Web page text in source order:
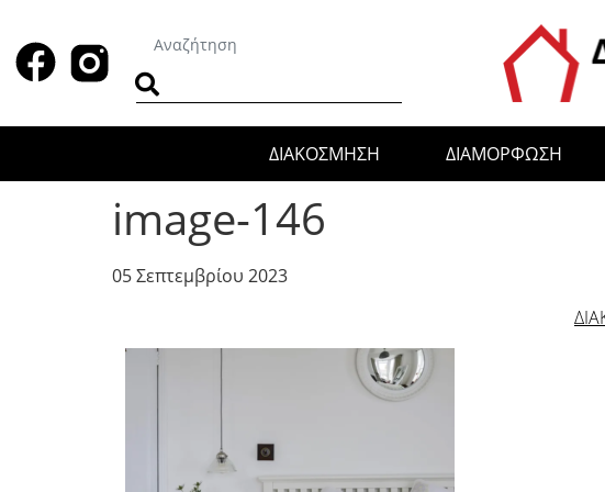
ΔΙΑΚΟΣΜΗΣΗ ΔΙΑΜΟΡΦΩΣΗ
image-146
05 Σεπτεμβρίου 2023